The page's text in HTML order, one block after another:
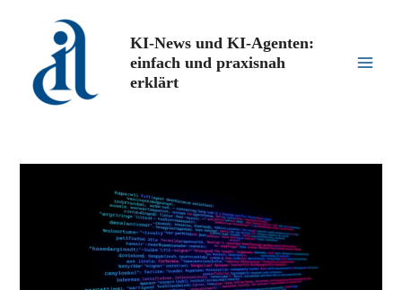
springen
KI-News und KI-Agenten:
einfach und praxisnah
erklärt